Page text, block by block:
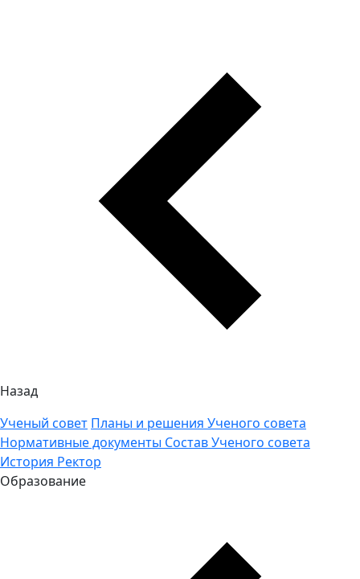
Назад
Ученый совет Планы и решения Ученого совета
Нормативные документы Состав Ученого совета
История Ректор
Образование